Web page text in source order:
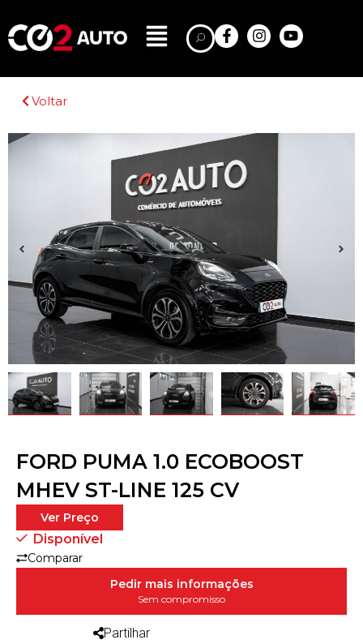
Voltar
FORD PUMA 1.0 ECOBOOST
MHEV ST-LINE 125 CV
Ver Preço
Disponível
Comparar
Pedir mais informações
Sem compromisso
Partilhar